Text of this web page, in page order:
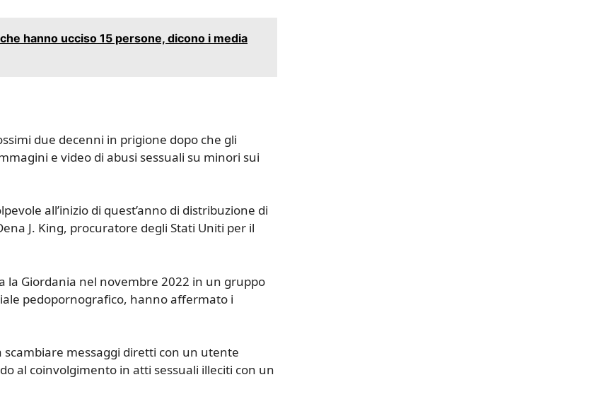
hanno ucciso 15 persone, dicono i media
due decenni in prigione dopo che gli
e video di abusi sessuali su minori sui
all’inizio di quest’anno di distribuzione di
J. King, procuratore degli Stati Uniti per il
la Giordania nel novembre 2022 in un gruppo
pedopornografico, hanno affermato i
messaggi diretti con un utente
al coinvolgimento in atti sessuali illeciti con un